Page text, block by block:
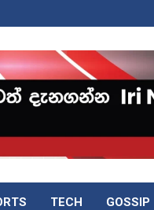
TECH GOSSIP